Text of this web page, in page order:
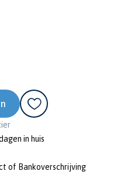
in huis
of Bankoverschrijving